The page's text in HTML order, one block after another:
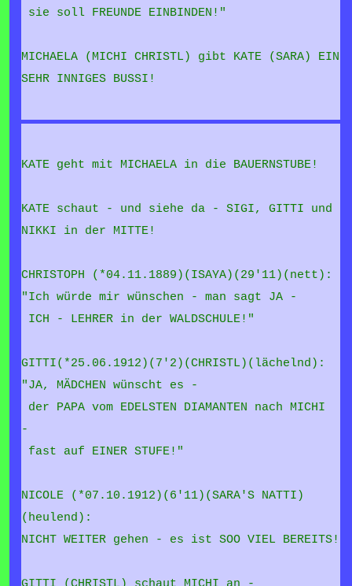
sie soll FREUNDE EINBINDEN!"
MICHAELA (MICHI CHRISTL) gibt KATE (SARA) EIN
SEHR INNIGES BUSSI!
KATE geht mit MICHAELA in die BAUERNSTUBE!
KATE schaut - und siehe da - SIGI, GITTI und
NIKKI in der MITTE!
CHRISTOPH (*04.11.1889)(ISAYA)(29'11)(nett):
"Ich würde mir wünschen - man sagt JA -
ICH - LEHRER in der WALDSCHULE!"
GITTI(*25.06.1912)(7'2)(CHRISTL)(lächelnd):
"JA, MÄDCHEN wünscht es -
der PAPA vom EDELSTEN DIAMANTEN nach MICHI
-
fast auf EINER STUFE!"
NICOLE (*07.10.1912)(6'11)(SARA'S NATTI)
(heulend):
NICHT WEITER gehen - es ist SOO VIEL BEREITS!